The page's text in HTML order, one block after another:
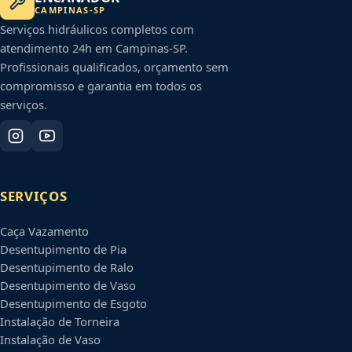
CAMPINAS-SP
Serviços hidráulicos completos com
atendimento 24h em Campinas-SP.
Profissionais qualificados, orçamento sem
compromisso e garantia em todos os
serviços.
SERVIÇOS
Caça Vazamento
Desentupimento de Pia
Desentupimento de Ralo
Desentupimento de Vaso
Desentupimento de Esgoto
Instalação de Torneira
Instalação de Vaso